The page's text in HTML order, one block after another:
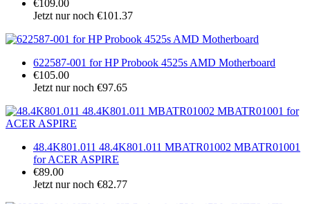
€109.00
Jetzt nur noch €101.37
622587-001 for HP Probook 4525s AMD Motherboard
€105.00
Jetzt nur noch €97.65
48.4K801.011 48.4K801.011 MBATR01002 MBATR01001
for ACER ASPIRE
€89.00
Jetzt nur noch €82.77